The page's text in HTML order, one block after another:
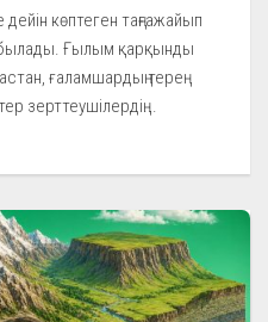
көптеген таңғажайып
Ғылым қарқынды
ғаламшардың терең
зерттеушілердің...